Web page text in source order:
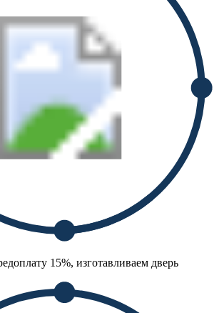
15%, изготавливаем дверь